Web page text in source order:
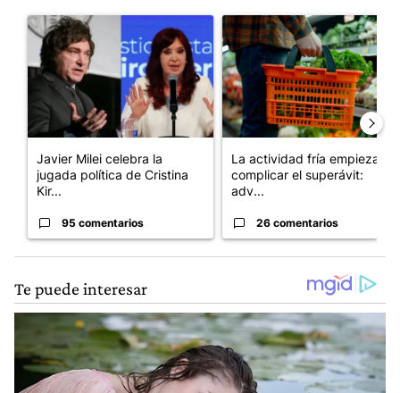
Un artículo de tendencia con el título "Javier Milei celebra la
Javier Milei celebra la
jugada política de Cristina
Kir...
95 comentarios
Un artículo de tendencia con
La actividad fría empieza a
complicar el superávit:
adv...
26 comentarios